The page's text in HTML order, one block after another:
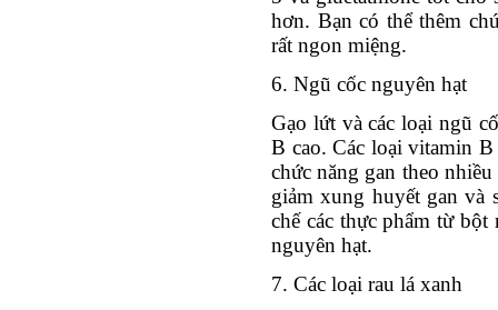
hơn. Bạn có thể thêm
rất ngon miệng.
6. Ngũ cốc nguyên hạt
Gạo lứt và các loại ngũ
B cao. Các loại vitamin
chức năng gan theo
giảm xung huyết gan và
chế các thực phẩm từ
nguyên hạt.
7. Các loại rau lá xanh